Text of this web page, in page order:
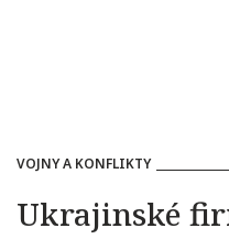
VOJNY A KONFLIKTY
Ukrajinské